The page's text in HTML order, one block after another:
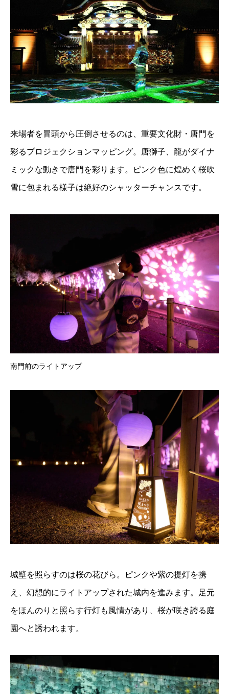
来場者を冒頭から圧倒させるのは、重要文化財・唐門を
彩るプロジェクションマッピング。唐獅子、龍がダイナ
ミックな動きで唐門を彩ります。ピンク色に煌めく桜吹
雪に包まれる様子は絶好のシャッターチャンスです。
南門前のライトアップ
城壁を照らすのは桜の花びら。ピンクや紫の提灯を携
え、幻想的にライトアップされた城内を進みます。足元
をほんのりと照らす行灯も風情があり、桜が咲き誇る庭
園へと誘われます。